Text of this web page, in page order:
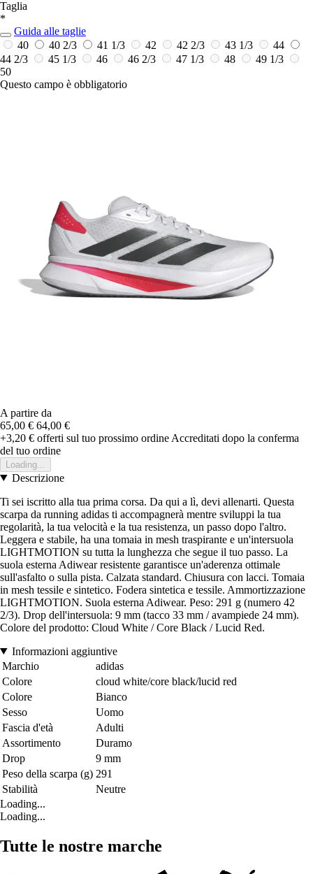
Taglia
*
Guida alle taglie
40
40 2/3 41 1/3 42 42 2/3 43 1/3
44
44 2/3
45 1/3 46 46 2/3 47 1/3 48
49 1/3
50
Questo campo è obbligatorio
A partire da
65,00 € 64,00 €
+3,20 € offerti sul tuo prossimo ordine Accreditati dopo la conferma
del tuo ordine
Loading...
Descrizione
Ti sei iscritto alla tua prima corsa. Da qui a lì, devi allenarti. Questa
scarpa da running adidas ti accompagnerà mentre sviluppi la tua
regolarità, la tua velocità e la tua resistenza, un passo dopo l'altro.
Leggera e stabile, ha una tomaia in mesh traspirante e un'intersuola
LIGHTMOTION su tutta la lunghezza che segue il tuo passo. La
suola esterna Adiwear resistente garantisce un'aderenza ottimale
sull'asfalto o sulla pista. Calzata standard. Chiusura con lacci. Tomaia
in mesh tessile e sintetico. Fodera sintetica e tessile. Ammortizzazione
LIGHTMOTION. Suola esterna Adiwear. Peso: 291 g (numero 42
2/3). Drop dell'intersuola: 9 mm (tacco 33 mm / avampiede 24 mm).
Colore del prodotto: Cloud White / Core Black / Lucid Red.
Informazioni aggiuntive
Marchio
adidas
Colore
cloud white/core black/lucid red
Colore
Bianco
Sesso
Uomo
Fascia d'età
Adulti
Assortimento
Duramo
Drop
9 mm
Peso della scarpa (g) 291
Stabilità
Neutre
Loading...
Loading...
Tutte le nostre marche